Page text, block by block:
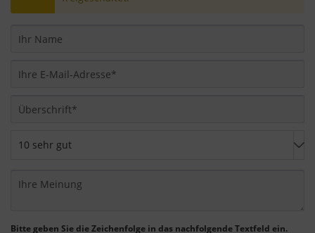
Bitte geben Sie die Zeichenfolge in das nachfolgende Textfeld ein.
Datenschutzbestimmungen.
Wir nutzen Google Analytics, um eine
Auswertung der Website zu erhalten, um die
Dabei wird das Nutzerverhalten an Google LLC
verarbeitet, die von Google zu eigenen Zwecken,
anderen Nutzungsdaten verwendet werden.